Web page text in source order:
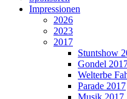
Impressionen
2026
2023
2017
Stuntshow
Gondel
Welterbe
Parade 2017
Musik 2017